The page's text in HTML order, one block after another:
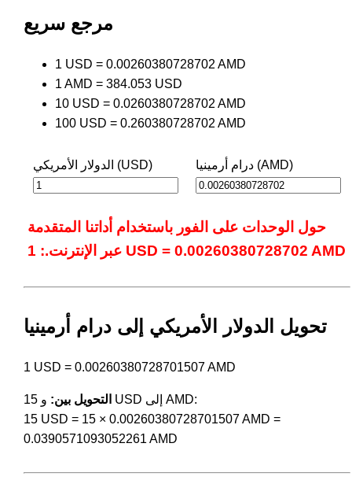
مرجع سريع
1 USD = 0.00260380728702 AMD
1 AMD = 384.053 USD
10 USD = 0.0260380728702 AMD
100 USD = 0.260380728702 AMD
الدولار الأمريكي (USD) درام أرمينيا (AMD)
حول الوحدات على الفور باستخدام أداتنا المتقدمة
عبر الإنترنت.: 1 USD = 0.00260380728702 AMD
تحويل الدولار الأمريكي إلى درام أرمينيا
1 USD = 0.00260380728701507 AMD
التحويل بين:
و 15 USD إلى AMD:
15 USD = 15 × 0.00260380728701507 AMD =
0.0390571093052261 AMD